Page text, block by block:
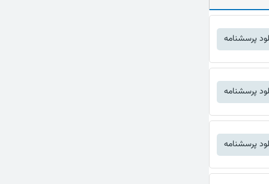
پرسشنامه
پرسشنامه
پرسشنامه